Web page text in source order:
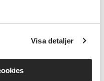
Visa detaljer
kursledare som